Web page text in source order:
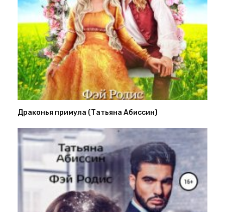
Драконья примула (Татьяна Абиссин)